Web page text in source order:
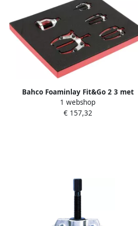
Bahco Foaminlay Fit&Go 2 3 met
trekkers 5-delig FF1F5007
1 webshop
€ 157,32